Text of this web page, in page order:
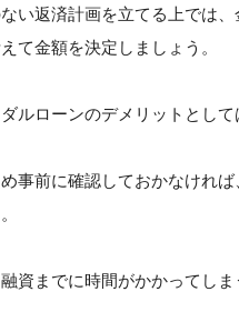
い返済計画を立てる上では
て金額を決定しましょう。
ルローンのデメリットとし
事前に確認しておかなけれ
資までに時間がかかってし